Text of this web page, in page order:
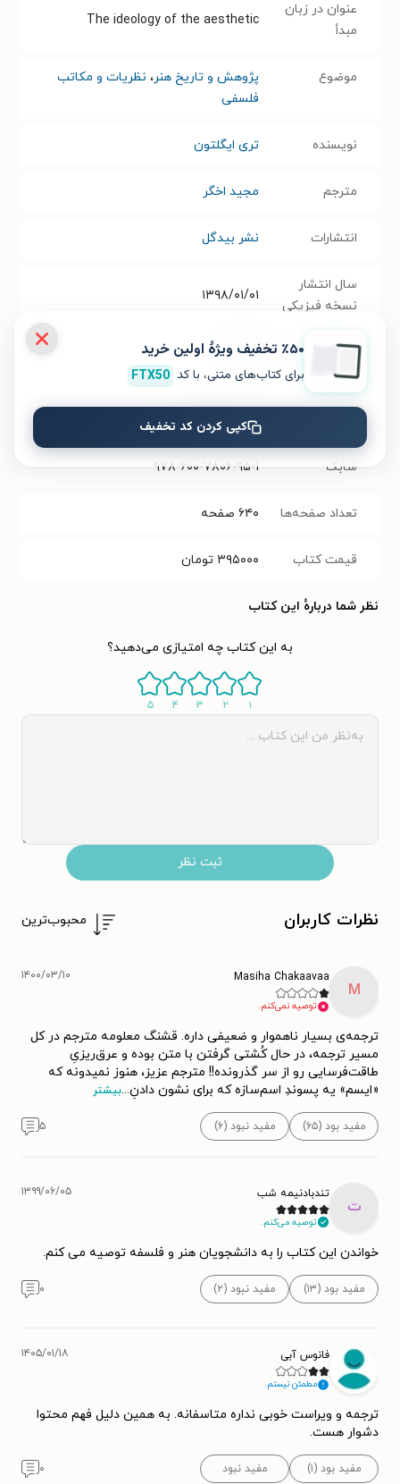
عنوان در زبان
مبدأ
The ideology of the aesthetic
موضوع پژوهش و تاریخ هنر، نظریات و مکاتب
فلسفی
نویسنده تری ایگلتون
مترجم مجید اخگر
انتشارات نشر بیدگل
سال انتشار
نسخه فیزیکی
۱۳۹۸/۰۱/۰۱
فرمت کتاب EPUB
۲۳.۱۹ مگابایت
شابک ۹۷۸-۶۰۰-۷۸۰۶-۹۵-۱
تعداد صفحه‌ها ۶۴۰ صفحه
قیمت کتاب ۳۹۵۰۰۰ تومان
نظر شما دربارهٔ این کتاب
به این کتاب چه امتیازی می‌دهید؟
۱ ۲ ۳ ۴ ۵
ثبت نظر
نظرات کاربران محبوب‌ترین
M
Masiha Chakaavaa
توصیه نمی‌کنم.
۱۴۰۰/۰۳/۱۰
ترجمه‌ی بسیار ناهموار و ضعیفی داره. قشنگ معلومه مترجم در کل
مسیر ترجمه، در حال کُشتی گرفتن با متن بوده و عرق‌ریزیِ
طاقت‌فرسایی رو از سر گذرونده!! مترجم عزیز، هنوز نمیدونه که
«ایسم» یه پسوندِ اسم‌سازه که برای نشون دادنِ...بیشتر
مفید بود (۶۵) مفید نبود (۶) ۵
ت
تندبادنیمه شب
توصیه می‌کنم.
۱۳۹۹/۰۶/۰۵
خواندن این کتاب را به دانشجویان هنر و فلسفه توصیه می کنم.
مفید بود (۱۳) مفید نبود (۲) ۰
فانوس آبی
مطمئن نیستم.
۱۴۰۵/۰۱/۱۸
ترجمه و ویراست خوبی نداره متاسفانه. به همین دلیل فهم محتوا
دشوار هست.
مفید بود (۱) مفید نبود ۰
٪۵۰ تخفیف ویژۀ اولین خرید
برای کتاب‌های متنی، با کد FTX50
کپی کردن کد تخفیف